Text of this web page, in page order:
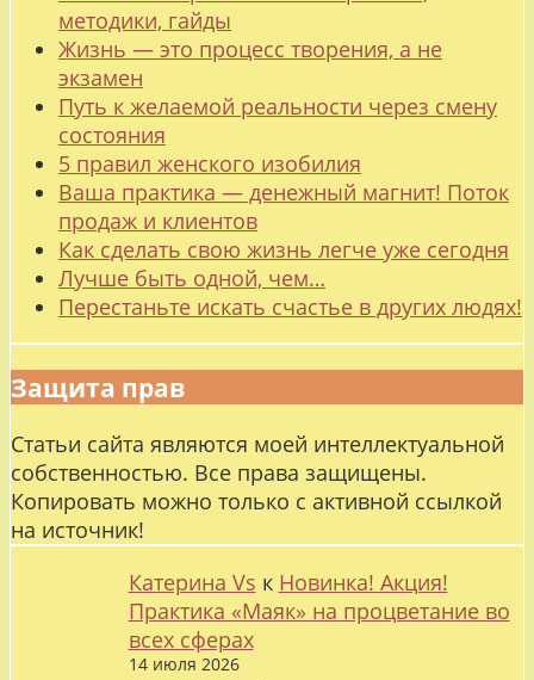
методики, гайды
Жизнь — это процесс творения, а не
экзамен
Путь к желаемой реальности через смену
состояния
5 правил женского изобилия
Ваша практика — денежный магнит! Поток
продаж и клиентов
Как сделать свою жизнь легче уже сегодня
Лучше быть одной, чем…
Перестаньте искать счастье в других людях!
Защита прав
Статьи сайта являются моей интеллектуальной
собственностью. Все права защищены.
Копировать можно только с активной ссылкой
на источник!
Катерина Vs к Новинка! Акция!
Практика «Маяк» на процветание во
всех сферах
14 июля 2026